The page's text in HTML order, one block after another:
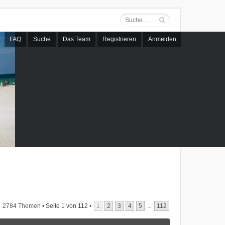
FAQ Suche Das Team Registrieren Anmelden
2784 Themen • Seite 1 von 112 • 1 2 3 4 5 ... 112